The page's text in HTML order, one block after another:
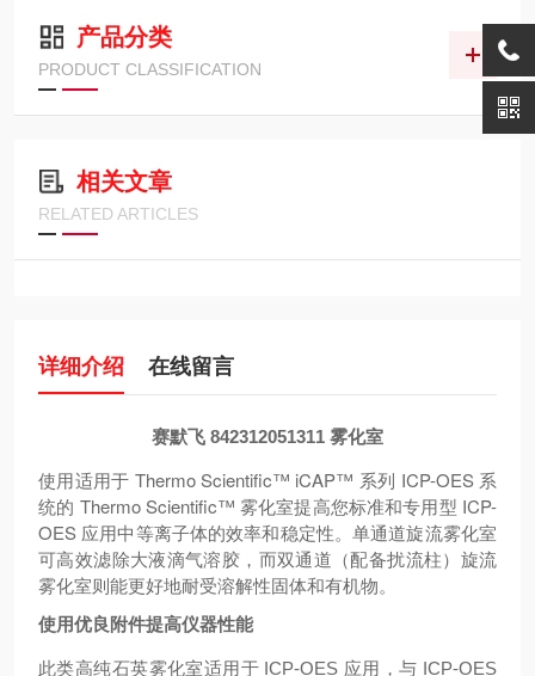
产品分类
PRODUCT CLASSIFICATION
相关文章
RELATED ARTICLES
详细介绍 在线留言
赛默飞 842312051311 雾化室
使用适用于 Thermo Scientific™ iCAP™ 系列 ICP-OES 系
统的 Thermo Scientific™ 雾化室提高您标准和专用型 ICP-
OES 应用中等离子体的效率和稳定性。单通道旋流雾化室
可高效滤除大液滴气溶胶，而双通道（配备扰流柱）旋流
雾化室则能更好地耐受溶解性固体和有机物。
使用优良附件提高仪器性能
此类高纯石英雾化室适用于 ICP-OES 应用，与 ICP-OES